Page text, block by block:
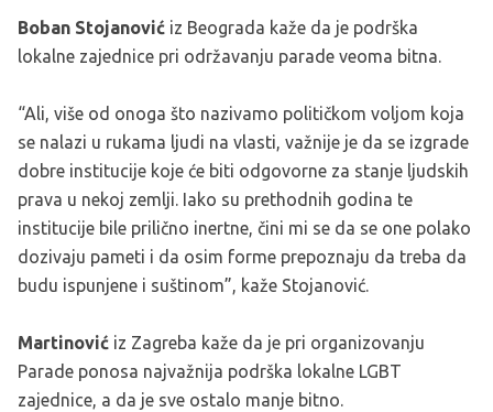
Boban Stojanović iz Beograda kaže da je podrška
lokalne zajednice pri održavanju parade veoma bitna.
“Ali, više od onoga što nazivamo političkom voljom koja
se nalazi u rukama ljudi na vlasti, važnije je da se izgrade
dobre institucije koje će biti odgovorne za stanje ljudskih
prava u nekoj zemlji. Iako su prethodnih godina te
institucije bile prilično inertne, čini mi se da se one polako
dozivaju pameti i da osim forme prepoznaju da treba da
budu ispunjene i suštinom”, kaže Stojanović.
Martinović iz Zagreba kaže da je pri organizovanju
Parade ponosa najvažnija podrška lokalne LGBT
zajednice, a da je sve ostalo manje bitno.